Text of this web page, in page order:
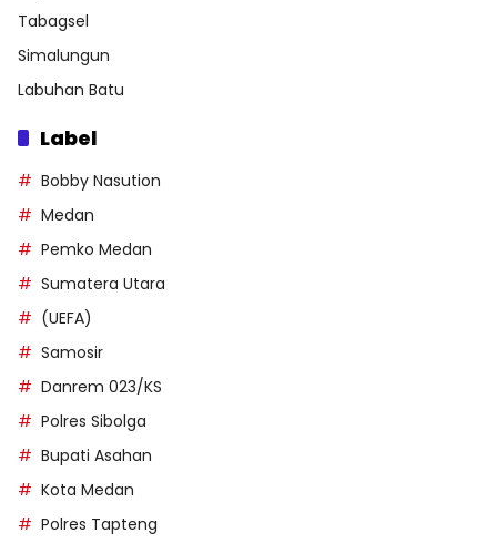
Tabagsel
Simalungun
Labuhan Batu
Label
Bobby Nasution
Medan
Pemko Medan
Sumatera Utara
(UEFA)
Samosir
Danrem 023/KS
Polres Sibolga
Bupati Asahan
Kota Medan
Polres Tapteng